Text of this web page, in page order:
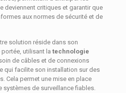
deviennent critiques et garantir que
aux normes de sécurité et de
solution réside dans son
utilisant la technologie
de câbles et de connexions
qui facilite son installation sur des
Cela permet une mise en place
de surveillance fiables.